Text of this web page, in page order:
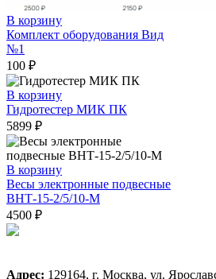
В корзину
Комплект оборудования Вид
№1
100 ₽
В корзину
Гидротестер МИК ПК
5899 ₽
В корзину
Весы электронные подвесные
ВНТ-15-2/5/10-М
4500 ₽
Адрес: 129164, г. Москва, ул.